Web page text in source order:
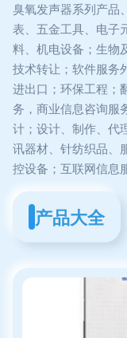
臭氧发声器系列产品
表、五金工具、电子
料、机电设备；生物
技术转让；软件服务
进出口；环保工程；
务，商业信息咨询服
计；设计、制作、代
讯器材、针纺织品、
控设备；互联网信息
产品大全